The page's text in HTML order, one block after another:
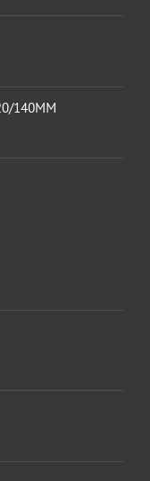
140MM